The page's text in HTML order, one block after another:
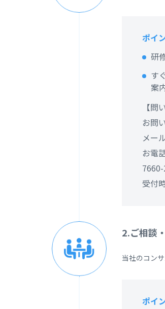
ポイ
研
す
案
【問
お問
メー
お電
受付
2.ご相談
当社のコン
ポイ